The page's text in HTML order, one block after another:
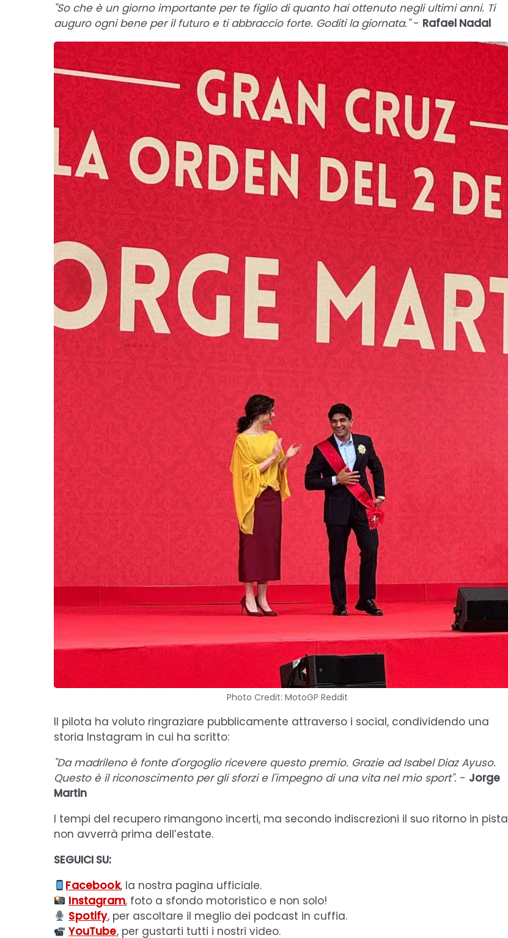
"So che è un giorno importante per te figlio di quanto hai ottenuto negli ultimi anni. Ti
auguro ogni bene per il futuro e ti abbraccio forte. Goditi la giornata."- Rafael Nadal
Photo Credit: MotoGP Reddit
Il pilota ha voluto ringraziare pubblicamente attraverso i social, condividendo una
storia Instagram in cui ha scritto:
"Da madrileno è fonte d'orgoglio ricevere questo premio. Grazie ad Isabel Diaz Ayuso.
Questo è il riconoscimento per gli sforzi e l'impegno di una vita nel mio sport". - Jorge
Martin
I tempi del recupero rimangono incerti, ma secondo indiscrezioni il suo ritorno in pista
non avverrà prima dell’estate.
SEGUICI SU:
Facebook, la nostra pagina ufficiale.
Instagram, foto a sfondo motoristico e non solo!
Spotify, per ascoltare il meglio dei podcast in cuffia.
YouTube, per gustarti tutti i nostri video.